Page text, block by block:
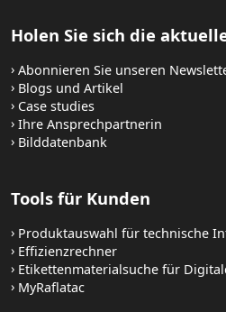
Holen Sie sich die
Abonnieren Sie unseren
Blogs und Artikel
Case studies
Ihre Ansprechpartnerin
Bilddatenbank
Tools für Kunden
Produktauswahl für technische
Effizienzrechner
Etikettenmaterialsuche für
MyRaflatac